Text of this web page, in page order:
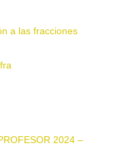
a las fracciones
2024 –